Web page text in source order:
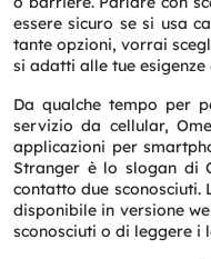
Request a
Name*
Email*
Phone *
essere sicuro se si usa
tante opzioni, vorrai
si adatti alle tue
Da qualche tempo per
servizio da cellular,
applicazioni per
Stranger è lo slogan di
contatto due sconosciuti.
disponibile in versione
sconosciuti o di leggere i